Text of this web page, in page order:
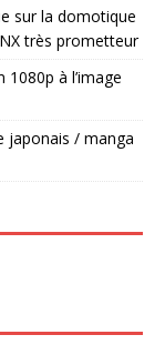
sur la domotique
très prometteur
1080p à l’image
japonais / manga